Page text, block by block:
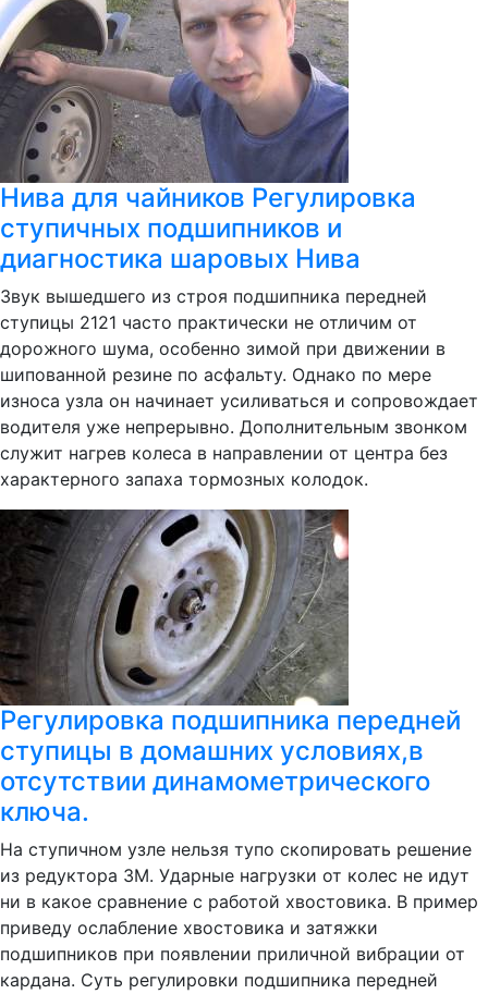
Нива для чайников Регулировка
ступичных подшипников и
диагностика шаровых Нива
Звук вышедшего из строя подшипника передней
ступицы 2121 часто практически не отличим от
дорожного шума, особенно зимой при движении в
шипованной резине по асфальту. Однако по мере
износа узла он начинает усиливаться и сопровождает
водителя уже непрерывно. Дополнительным звонком
служит нагрев колеса в направлении от центра без
характерного запаха тормозных колодок.
Регулировка подшипника передней
ступицы в домашних условиях,в
отсутствии динамометрического
ключа.
На ступичном узле нельзя тупо скопировать решение
из редуктора ЗМ. Ударные нагрузки от колес не идут
ни в какое сравнение с работой хвостовика. В пример
приведу ослабление хвостовика и затяжки
подшипников при появлении приличной вибрации от
кардана. Суть регулировки подшипника передней